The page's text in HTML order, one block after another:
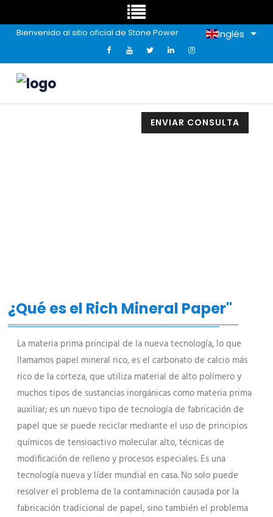
Bienvenido al sitio oficial de Stone Power Inglés
ENVIAR CONSULTA
¿Qué es el Rich Mineral Paper"
La materia prima principal de la nueva tecnología, lo que
llamamos papel mineral rico, es el carbonato de calcio más
rico de la corteza, que utiliza material de alto polímero y
muchos tipos de sustancias inorgánicas como materia prima
auxiliar; es un nuevo tipo de tecnología de fabricación de
papel que se puede reciclar mediante el uso de principios
químicos de tensioactivo molecular alto, técnicas de
modificación de relleno y procesos especiales. Es una
tecnología nueva y líder mundial en casa. No solo puede
resolver el problema de la contaminación causada por la
fabricación tradicional de papel, sino también el problema